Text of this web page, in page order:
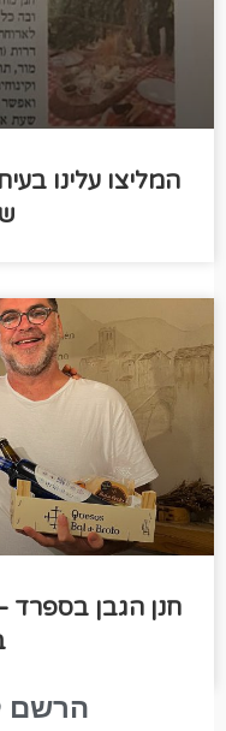
המליצו עלינו
חנן הגבן בספרד
הרשם